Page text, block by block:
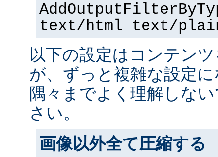
text/html text/
以下の設定はコンテン
が、ずっと複雑な設定
隅々までよく理解しな
さい。
画像以外全て圧縮する